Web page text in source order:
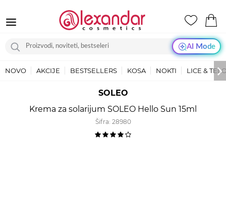
AI Mode
NOVO AKCIJE BESTSELLERS KOSA NOKTI LICE &
SOLEO
Krema za solarijum SOLEO Hello Sun 15ml
Šifra: 28980